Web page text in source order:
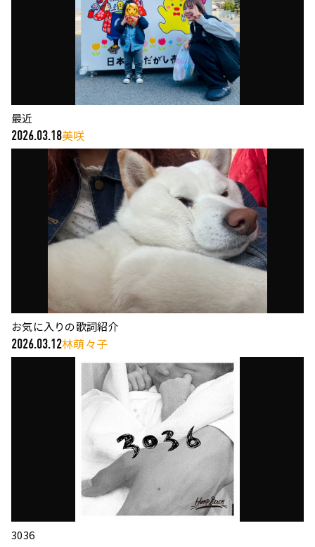
最近
2026.03.18美咲
お気に入りの歌詞紹介
2026.03.12林萌々子
3036